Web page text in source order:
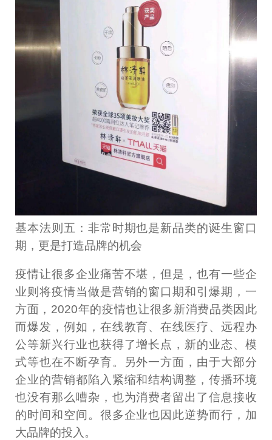
基本法则五：非常时期也是新品类的诞生窗口
期，更是打造品牌的机会
疫情让很多企业痛苦不堪，但是，也有一些企
业则将疫情当做是营销的窗口期和引爆期，一
方面，2020年的疫情也让很多新消费品类因此
而爆发，例如，在线教育、在线医疗、远程办
公等新兴行业也获得了增长点，新的业态、模
式等也在不断孕育。另外一方面，由于大部分
企业的营销都陷入紧缩和结构调整，传播环境
也没有那么嘈杂，也为消费者留出了信息接收
的时间和空间。很多企业也因此逆势而行，加
大品牌的投入。